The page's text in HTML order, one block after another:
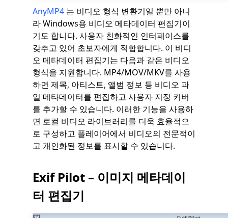
AnyMP4 는 비디오 형식 변환기일 뿐만 아니
라 Windows용 비디오 메타데이터 편집기이
기도 합니다. 사용자 친화적인 인터페이스를
갖추고 있어 초보자에게 적합합니다. 이 비디
오 메타데이터 편집기는 다음과 같은 비디오
형식을 지원합니다. MP4/MOV/MKV를 사용
하면 제목, 아티스트, 앨범 정보 등 비디오 파
일 메타데이터를 편집하고 사용자 지정 커버
를 추가할 수 있습니다. 이러한 기능을 사용하
면 로컬 비디오 라이브러리를 더욱 효율적으
로 구성하고 플레이어에서 비디오의 전문적이
고 개인화된 정보를 표시할 수 있습니다.
Exif Pilot – 이미지 메타데이
터 편집기